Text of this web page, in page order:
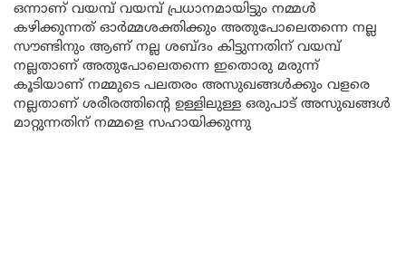
ഒന്നാണ് വയമ്പ് വയമ്പ് പ്രധാനമായിട്ടും നമ്മൾ
കഴിക്കുന്നത് ഓർമ്മശക്തിക്കും അതുപോലെതന്നെ നല്ല
സൗണ്ടിനും ആണ് നല്ല ശബ്ദം കിട്ടുന്നതിന് വയമ്പ്
നല്ലതാണ് അതുപോലെതന്നെ ഇതൊരു മരുന്ന്
കൂടിയാണ് നമ്മുടെ പലതരം അസുഖങ്ങൾക്കും വളരെ
നല്ലതാണ് ശരീരത്തിന്റെ ഉള്ളിലുള്ള ഒരുപാട് അസുഖങ്ങൾ
മാറ്റുന്നതിന് നമ്മളെ സഹായിക്കുന്നു